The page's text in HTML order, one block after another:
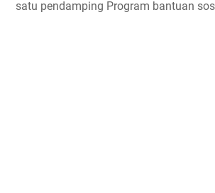
satu pendamping Program bantuan